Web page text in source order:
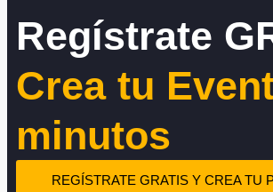
Regístrate
Crea tu
minutos
REGÍSTRATE GRATIS Y CREA TU